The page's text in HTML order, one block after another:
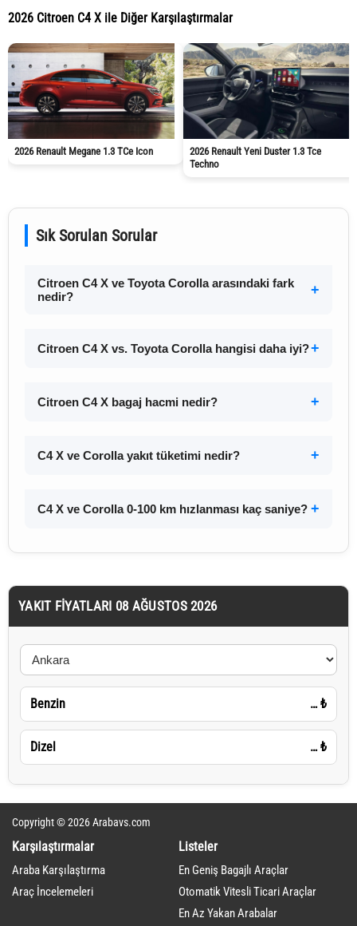
2026 Citroen C4 X ile Diğer Karşılaştırmalar
2026 Renault Megane 1.3 TCe Icon
2026 Renault Yeni Duster 1.3 Tce
Techno
Sık Sorulan Sorular
Citroen C4 X ve Toyota Corolla arasındaki fark
nedir?
Citroen C4 X vs. Toyota Corolla hangisi daha iyi?
Citroen C4 X bagaj hacmi nedir?
C4 X ve Corolla yakıt tüketimi nedir?
C4 X ve Corolla 0-100 km hızlanması kaç saniye?
YAKIT FIYATLARI 08 AĞUSTOS 2026
Benzin … ₺
Dizel … ₺
Copyright © 2026 Arabavs.com
Karşılaştırmalar
Araba Karşılaştırma
Araç İncelemeleri
Listeler
En Geniş Bagajlı Araçlar
Otomatik Vitesli Ticari Araçlar
En Az Yakan Arabalar